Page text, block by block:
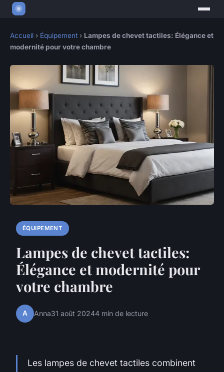
Accueil › Équipement › Lampes de chevet tactiles: Élégance et
modernité pour votre chambre
ÉQUIPEMENT
Lampes de chevet tactiles:
Élégance et modernité pour
votre chambre
A Anna31 août 20244 min de lecture
Les lampes de chevet tactiles combinent